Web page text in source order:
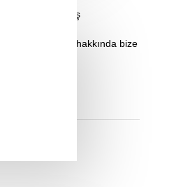
veya kullanılmış
ettiğiniz konular hakkında bize
altındadır.